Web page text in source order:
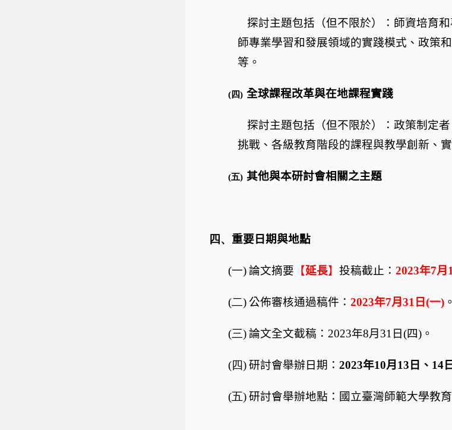
探討主題包括（但不限於）：師資培育
師專業學習和發展領域的實踐模式、政策
等。
(四) 全球課程改革與在地課程實踐
探討主題包括（但不限於）：政策制定
挑戰、各級教育階段的課程與教學創新、
(五) 其他與本研討會相關之主題
四、 重要日期與地點
(一)論文摘要 【延長】 投稿截止： 2023年7月
(二) 公佈審核通過稿件： 2023年7月 31 日 (一)
(三)論文全文截稿： 2023年8月 31 日 (四) 。
(四)研討會舉辦日期： 2023年10月 13 日、 14 日
(五)研討會舉辦地點：國立臺灣師範大學教